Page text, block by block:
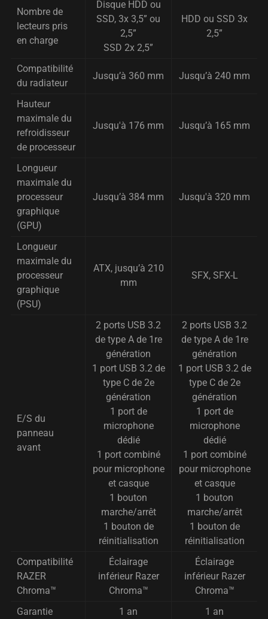
Nombre de
lecteurs pris
en charge
Disque HDD ou
SSD, 3x 3,5” ou
2,5”
SSD 2x 2,5”
HDD ou SSD 3x
2,5”
Compatibilité
du radiateur
Jusqu’à 360 mm Jusqu’à 240 mm
Hauteur
maximale du
refroidisseur
de processeur
Jusqu'à 176 mm Jusqu’à 165 mm
Longueur
maximale du
processeur
graphique
(GPU)
Jusqu’à 384 mm Jusqu'à 320 mm
Longueur
maximale du
processeur
graphique
(PSU)
ATX, jusqu’à 210
mm
SFX, SFX-L
E/S du
panneau
avant
2 ports USB 3.2
de type A de 1re
génération
1 port USB 3.2 de
type C de 2e
génération
1 port de
microphone
dédié
1 port combiné
pour microphone
et casque
1 bouton
marche/arrêt
1 bouton de
réinitialisation
2 ports USB 3.2
de type A de 1re
génération
1 port USB 3.2 de
type C de 2e
génération
1 port de
microphone
dédié
1 port combiné
pour microphone
et casque
1 bouton
marche/arrêt
1 bouton de
réinitialisation
Compatibilité
RAZER
Chroma™
Éclairage
inférieur Razer
Chroma™
Éclairage
inférieur Razer
Chroma™
Garantie
1 an 1 an